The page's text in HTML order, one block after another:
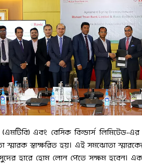
এবং বেসিক বিল্ডার্স লিমিটেড-এর
স্বাক্ষরিত হয়। এই সমঝোতা
হারে হোম লোন পেতে সক্ষম হবেন।